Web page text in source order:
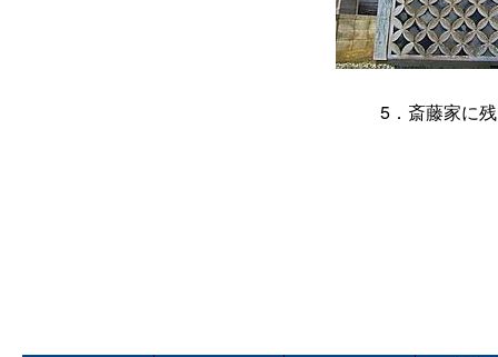
5．斎藤家に